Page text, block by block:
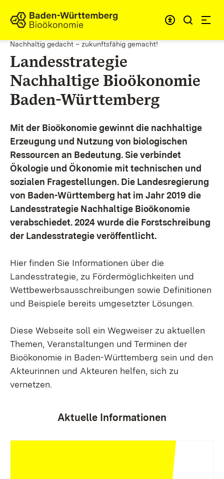
Zum Inhalt springen
Link zur Startseite
Nachhaltig gedacht – zukunftsfähig gemacht!
Landesstrategie
Nachhaltige Bioökonomie
Baden-Württemberg
Mit der Bioökonomie gewinnt die nachhaltige
Erzeugung und Nutzung von biologischen
Ressourcen an Bedeutung. Sie verbindet
Ökologie und Ökonomie mit technischen und
sozialen Fragestellungen. Die Landesregierung
von Baden-Württemberg hat im Jahr 2019 die
Landesstrategie Nachhaltige Bioökonomie
verabschiedet. 2024 wurde die Forstschreibung
der Landesstrategie veröffentlicht.
Hier finden Sie Informationen über die
Landesstrategie, zu Fördermöglichkeiten und
Wettbewerbsausschreibungen sowie Definitionen
und Beispiele bereits umgesetzter Lösungen.
Diese Webseite soll ein Wegweiser zu aktuellen
Themen, Veranstaltungen und Terminen der
Bioökonomie in Baden-Württemberg sein und den
Akteurinnen und Akteuren helfen, sich zu
vernetzen.
Aktuelle Informationen